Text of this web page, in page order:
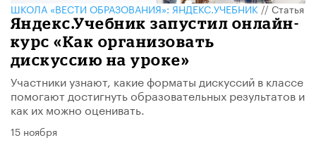
ШКОЛА «ВЕСТИ ОБРАЗОВАНИЯ»: ЯНДЕКС.УЧЕБНИК//Статья
Яндекс.Учебник запустил онлайн-
курс «Как организовать
дискуссию на уроке»
Участники узнают, какие форматы дискуссий в классе
помогают достигнуть образовательных результатов и
как их можно оценивать.
15 ноября